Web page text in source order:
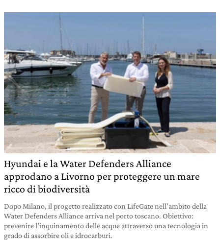
Hyundai e la Water Defenders Alliance
approdano a Livorno per proteggere un mare
ricco di biodiversità
Dopo Milano, il progetto realizzato con LifeGate nell’ambito della
Water Defenders Alliance arriva nel porto toscano. Obiettivo:
prevenire l’inquinamento delle acque attraverso una tecnologia in
grado di assorbire oli e idrocarburi.